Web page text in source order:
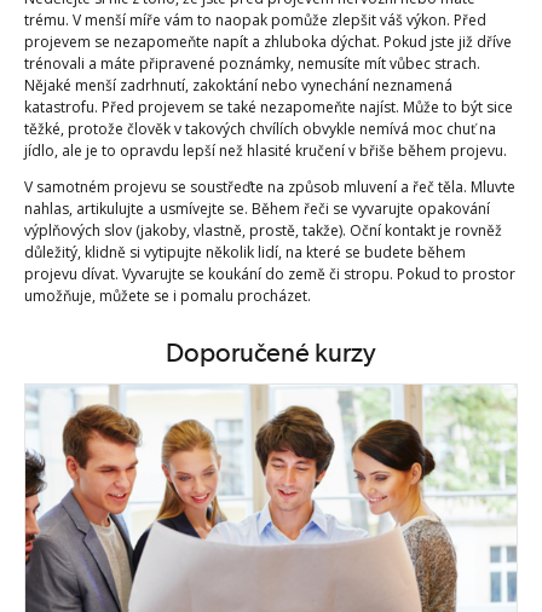
trému. V menší míře vám to naopak pomůže zlepšit váš výkon. Před
projevem se nezapomeňte napít a zhluboka dýchat. Pokud jste již dříve
trénovali a máte připravené poznámky, nemusíte mít vůbec strach.
Nějaké menší zadrhnutí, zakoktání nebo vynechání neznamená
katastrofu. Před projevem se také nezapomeňte najíst. Může to být sice
těžké, protože člověk v takových chvílích obvykle nemívá moc chuť na
jídlo, ale je to opravdu lepší než hlasité kručení v břiše během projevu.
V samotném projevu se soustřeďte na způsob mluvení a řeč těla. Mluvte
nahlas, artikulujte a usmívejte se. Během řeči se vyvarujte opakování
výplňových slov (jakoby, vlastně, prostě, takže). Oční kontakt je rovněž
důležitý, klidně si vytipujte několik lidí, na které se budete během
projevu dívat. Vyvarujte se koukání do země či stropu. Pokud to prostor
umožňuje, můžete se i pomalu procházet.
Doporučené kurzy